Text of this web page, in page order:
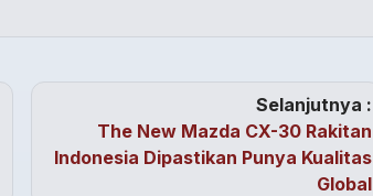
Selanjutnya :
The New Mazda CX-30 Rakitan
Indonesia Dipastikan Punya Kualitas
Global